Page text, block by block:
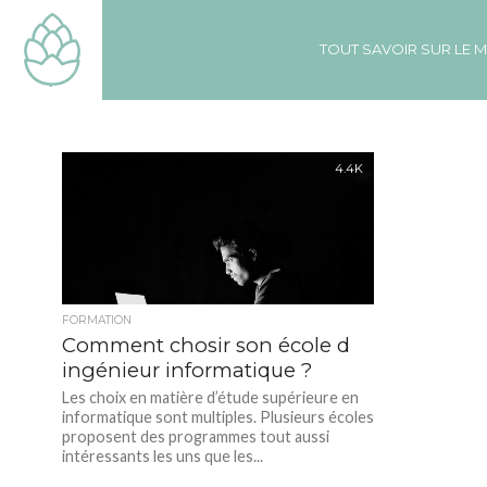
TOUT SAVOIR SUR LE
4.4K
FORMATION
Comment chosir son école d
ingénieur informatique ?
Les choix en matière d’étude supérieure en
informatique sont multiples. Plusieurs écoles
proposent des programmes tout aussi
intéressants les uns que les...